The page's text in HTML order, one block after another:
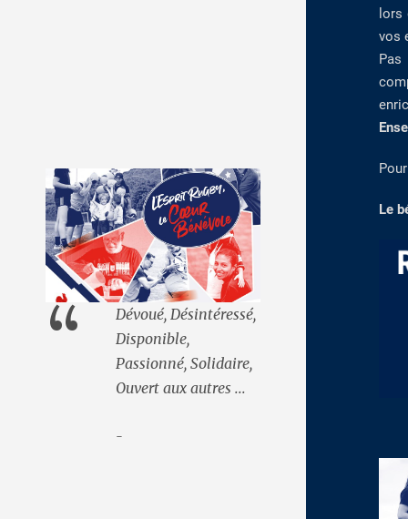
“
Dévoué, Désintéressé,
Disponible,
Passionné, Solidaire,
Ouvert aux autres ...
lors
vos
Pas
Le